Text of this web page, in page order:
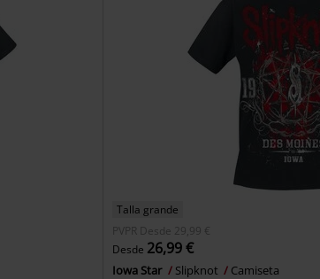
Talla grande
PVPR
Desde 29,99 €
Desde 26,99 €
Iowa Star Slipknot Camiseta